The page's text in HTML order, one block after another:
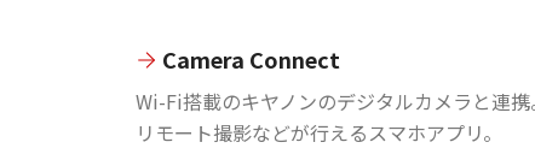
Camera Connect
Wi-Fi搭載のキヤノンのデジタルカメラと連携
リモート撮影などが行えるスマホアプリ。